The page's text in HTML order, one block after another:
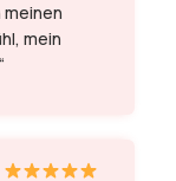
meinen
mein